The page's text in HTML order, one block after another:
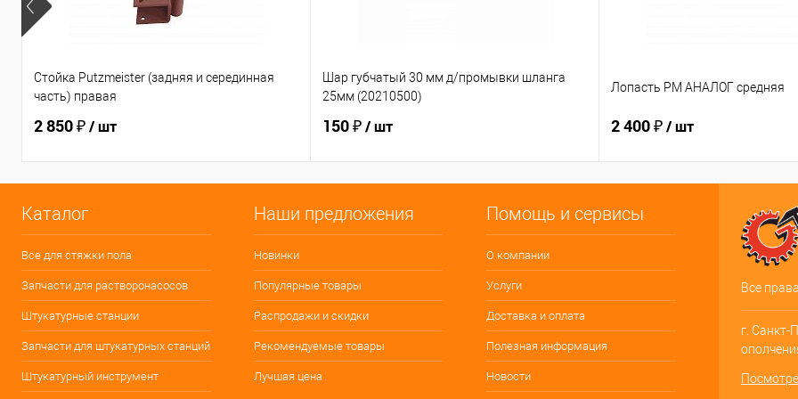
Стойка Putzmeister (задняя и серединная
часть) правая
2 850 ₽/ шт
Шар губчатый 30 мм д/промывки шланга
25мм (20210500)
150 ₽/ шт
Лопасть PM АНАЛОГ средняя
2 400 ₽/ шт
Каталог
Все для стяжки пола
Запчасти для растворонасосов
Штукатурные станции
Запчасти для штукатурных станций
Штукатурный инструмент
Наши предложения
Новинки
Популярные товары
Распродажи и скидки
Рекомендуемые товары
Лучшая цена
Помощь и сервисы
О компании
Услуги
Доставка и оплата
Полезная информация
Новости
Все
г. Санкт-